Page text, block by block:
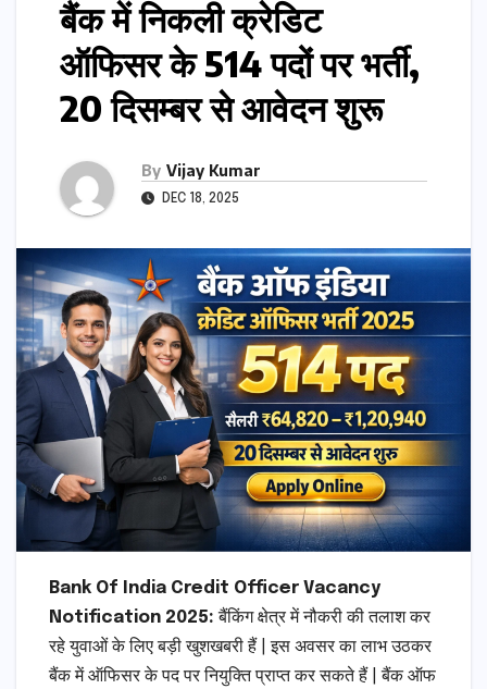
बैंक में निकली क्रेडिट
ऑफिसर के 514 पदों पर भर्ती,
20 दिसम्बर से आवेदन शुरू
By Vijay Kumar
DEC 18, 2025
Bank Of India Credit Officer Vacancy
Notification 2025: बैंकिंग क्षेत्र में नौकरी की तलाश कर
रहे युवाओं के लिए बड़ी खुशखबरी हैं | इस अवसर का लाभ उठकर
बैंक में ऑफिसर के पद पर नियुक्ति प्राप्त कर सकते हैं | बैंक ऑफ